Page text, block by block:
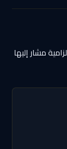
مشار إليها